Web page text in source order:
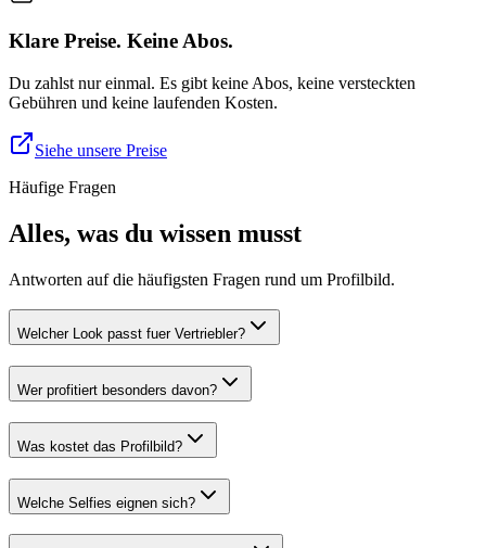
Klare Preise. Keine Abos.
Du zahlst nur einmal. Es gibt keine Abos, keine versteckten
Gebühren und keine laufenden Kosten.
Siehe unsere Preise
Häufige Fragen
Alles, was du wissen musst
Antworten auf die häufigsten Fragen rund um Profilbild.
Welcher Look passt fuer Vertriebler?
Wer profitiert besonders davon?
Was kostet das Profilbild?
Welche Selfies eignen sich?